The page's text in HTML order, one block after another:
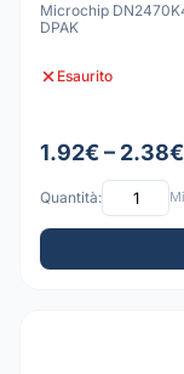
Microchip
DPAK
Esaurito
1.92€ – 2.38€
Quantità: